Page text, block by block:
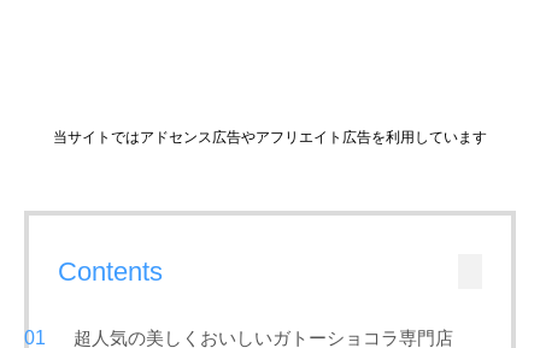
当サイトではアドセンス広告やアフリエイト広告を利用しています
Contents
超人気の美しくおいしいガトーショコラ専門店